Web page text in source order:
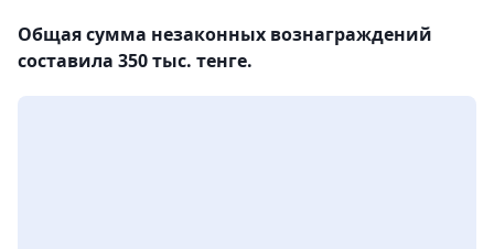
Общая сумма незаконных вознаграждений
составила 350 тыс. тенге.